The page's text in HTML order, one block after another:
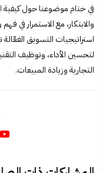
في ختام موضوعنا حولكيفية
والابتكار، مع الاستمرار في
استراتيجيات التسويق
لتحسين الأداء، وتوظيف
التجارية وزيادة المبيعات.